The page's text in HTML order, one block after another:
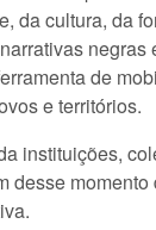
da cultura, da
negras
de
e territórios.
instituições,
desse